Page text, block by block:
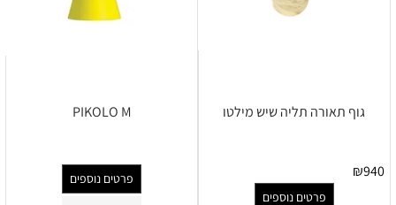
גוף תאורה תליה שיש מילטו
₪940
פרטים נוספים
PIKOLO M
פרטים נוספים